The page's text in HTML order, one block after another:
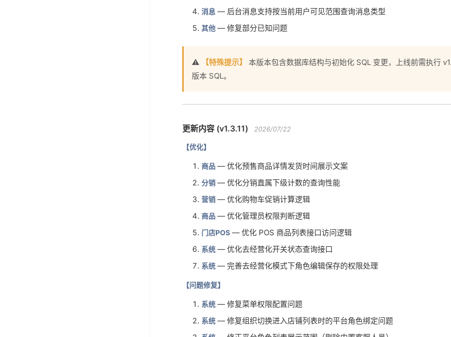
消息 — 后台消息支持按当前用户可见范围查询消息类型
其他— 修复部分已知问题
⚠ 【特殊提示】
本版本包含数据库结构与初始化 SQL 变更，上线前需执行
版本 SQL。
更新内容 (v1.3.11) 2026/07/22
【优化】
商品— 优化预售商品详情发货时间展示文案
分销— 优化分销直属下级计数的查询性能
营销— 优化购物车促销计算逻辑
商品— 优化管理员权限判断逻辑
门店POS— 优化 POS 商品列表接口访问逻辑
系统— 优化去经营化开关状态查询接口
系统— 完善去经营化模式下角色编辑保存的权限处理
【问题修复】
系统— 修复菜单权限配置问题
系统— 修复组织切换进入店铺列表时的平台角色绑定问题